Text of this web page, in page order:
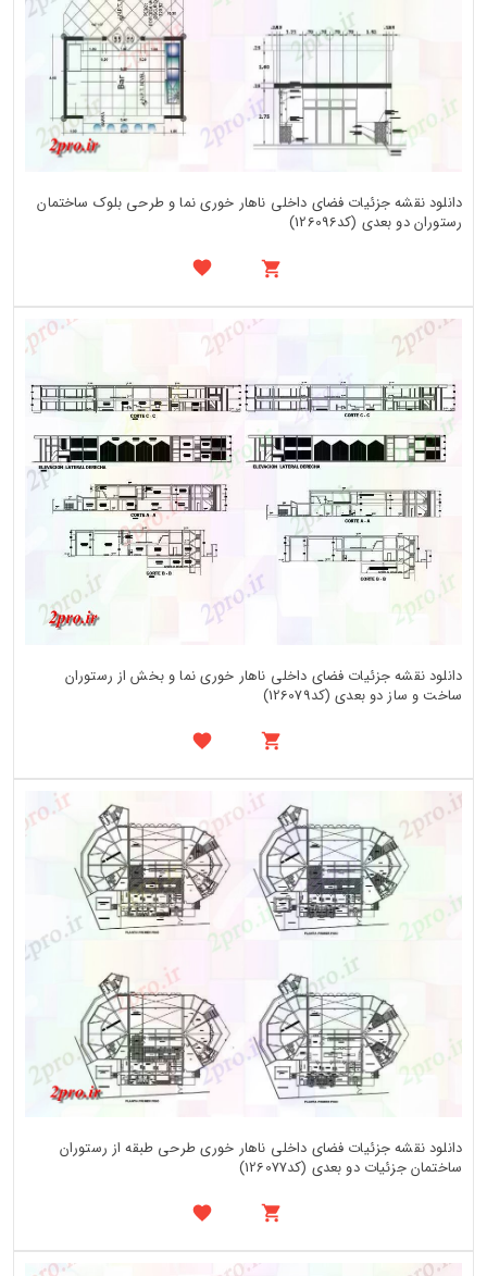
دانلود نقشه جزئیات فضای داخلی ناهار خوری نما و طرحی بلوک ساختمان
رستوران دو بعدی (کد126096)
دانلود نقشه جزئیات فضای داخلی ناهار خوری نما و بخش از رستوران
ساخت و ساز دو بعدی (کد126079)
دانلود نقشه جزئیات فضای داخلی ناهار خوری طرحی طبقه از رستوران
ساختمان جزئیات دو بعدی (کد126077)